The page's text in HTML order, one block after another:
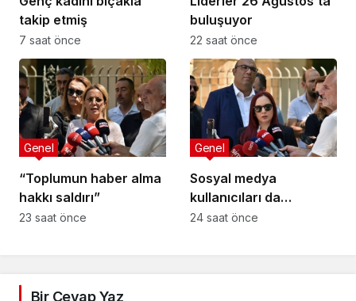
takip etmiş
7 saat önce
buluşuyor
22 saat önce
“Toplumun haber alma
hakkı saldırı”
Genel
23 saat önce
Sosyal medya
kullanıcıları da
tehlikede
Genel
24 saat önce
Bir Cevap Yaz